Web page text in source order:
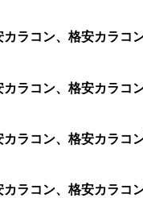
ラコン、格安カラコ
ラコン、格安カラコ
ラコン、格安カラコ
ラコン、格安カラコ